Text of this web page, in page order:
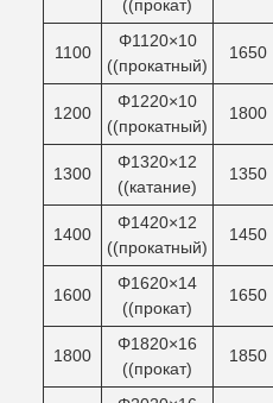
((прокат)
1100
Φ1120×10
((прокатный)
1650
1200
Φ1220×10
((прокатный)
1800
1300
Φ1320×12
((катание)
1350
1400
Φ1420×12
((прокатный)
1450
1600
Φ1620×14
((прокат)
1650
1800
Φ1820×16
((прокат)
1850